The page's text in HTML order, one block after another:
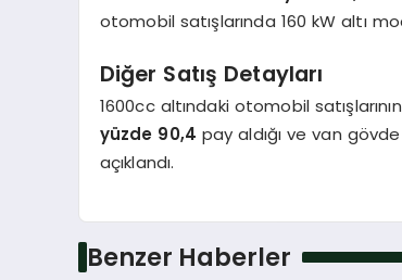
otomobil satışlarında 160 kW altı
Diğer Satış Detayları
1600cc altındaki otomobil satışlarının
yüzde 90,4 pay aldığı ve van
açıklandı.
Benzer Haberler